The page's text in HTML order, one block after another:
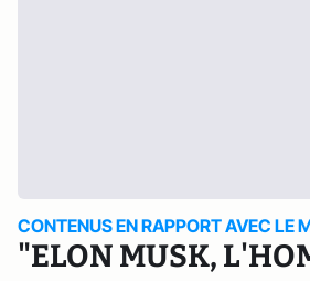
CONTENUS EN RAPPORT AVEC LE
"ELON MUSK,